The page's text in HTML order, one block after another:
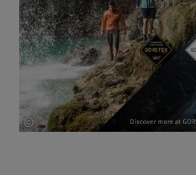
© 2019 W. L. Gore & Associates GmbH